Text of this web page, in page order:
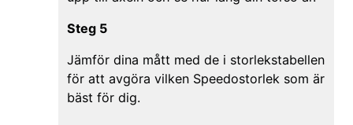
Steg 5
Jämför dina mått med de i storlekstabellen
för att avgöra vilken Speedostorlek som är
bäst för dig.